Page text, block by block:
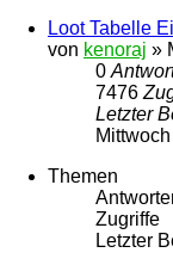
Loot Tabelle
von kenoraj »
0
7476
Letzter
Themen
Zugriffe
Letzter